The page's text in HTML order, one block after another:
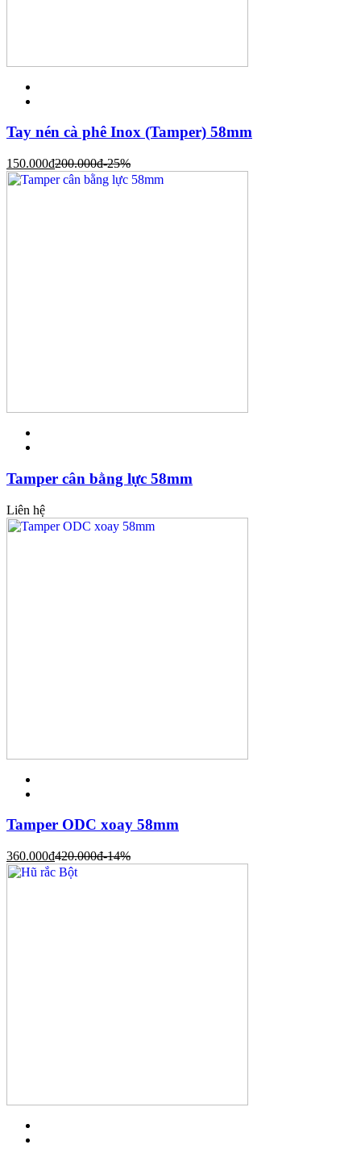
Tay nén cà phê Inox (Tamper) 58mm
150.000đ200.000đ-25%
Tamper cân bằng lực 58mm
Liên hệ
Tamper ODC xoay 58mm
360.000đ420.000đ-14%